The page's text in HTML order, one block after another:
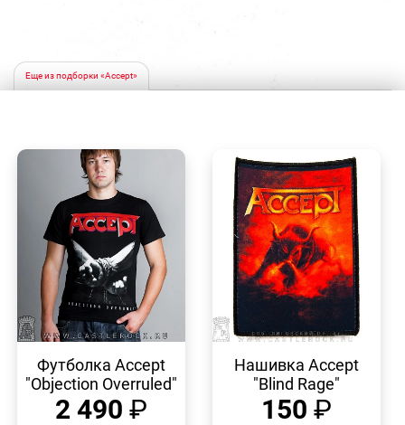
Еще из подборки «Accept»
ПРОСМОТР
Футболка Accept
"Objection Overruled"
2 490 ₽
ПРОСМОТР
Нашивка Accept
"Blind Rage"
150 ₽